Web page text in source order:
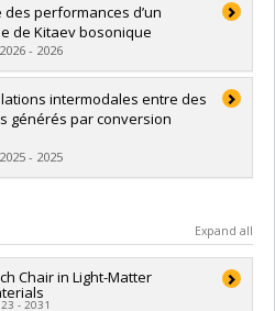
performances d’un
de Kitaev bosonique
- 2026
Édouard
Papyrus
intermodales entre des
générés par conversion
- 2025
Papyrus
Expand all
Chair in Light-Matter
- 2031